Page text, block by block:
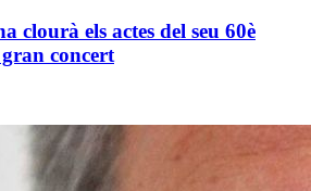
clourà els actes del seu 60è
concert